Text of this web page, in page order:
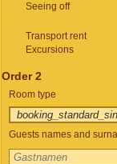
Seeing off
Transport rent
Excursions
Order 2
Room type
Guests names and